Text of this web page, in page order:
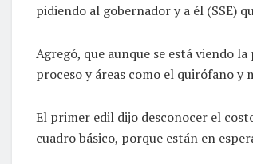
pidiendo al gobernador y a él (SSE)
Agregó, que aunque se está viendo
proceso y áreas como el quirófano
El primer edil dijo desconocer el
cuadro básico, porque están en